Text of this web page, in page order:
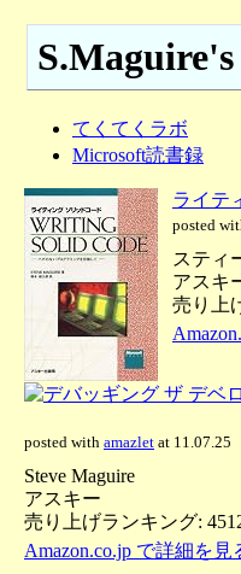
てくてくラボ
Microsoft読書録
ライテ
posted
スティ
アスキ
売り上
posted with amazlet at 11.07.25
Steve Maguire
アスキー
売り上げランキング:
Amazon.co.jp で詳細を見